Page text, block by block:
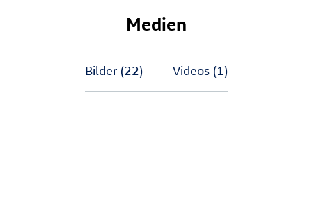
Medien
Bilder (22) Videos (1)